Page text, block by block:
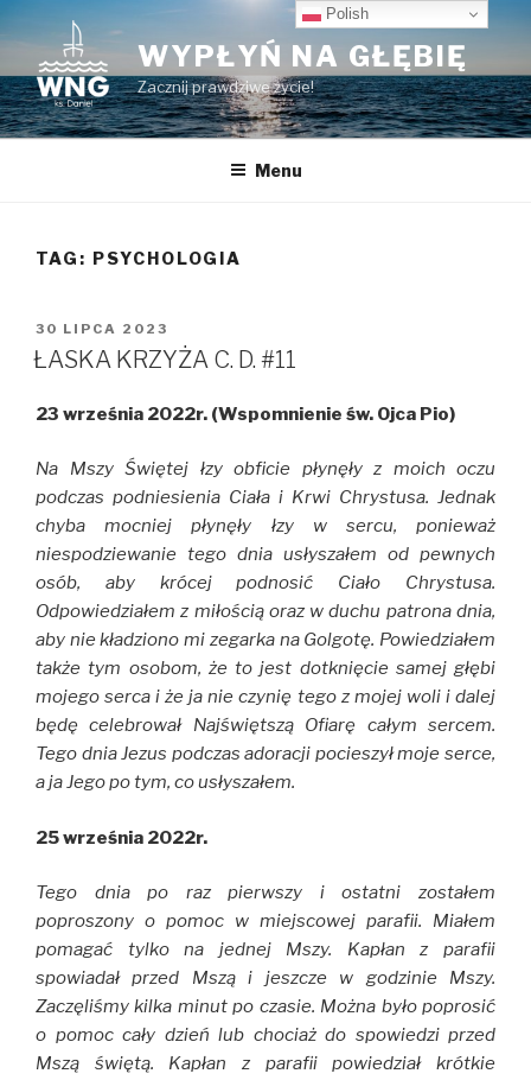
Przeskocz
do
treści
WYPŁYŃ NA GŁĘBIĘ
Zacznij prawdziwe życie!
Menu
TAG: PSYCHOLOGIA
OPUBLIKOWANE
W
30 LIPCA 2023
ŁASKA KRZYŻA C. D. #11
23 września 2022r. (Wspomnienie św. Ojca Pio)
Na Mszy Świętej łzy obficie płynęły z moich oczu
podczas podniesienia Ciała i Krwi Chrystusa. Jednak
chyba mocniej płynęły łzy w sercu, ponieważ
niespodziewanie tego dnia usłyszałem od pewnych
osób, aby krócej podnosić Ciało Chrystusa.
Odpowiedziałem z miłością oraz w duchu patrona dnia,
aby nie kładziono mi zegarka na Golgotę. Powiedziałem
także tym osobom, że to jest dotknięcie samej głębi
mojego serca i że ja nie czynię tego z mojej woli i dalej
będę celebrował Najświętszą Ofiarę całym sercem.
Tego dnia Jezus podczas adoracji pocieszył moje serce,
a ja Jego po tym, co usłyszałem.
25 września 2022r.
Tego dnia po raz pierwszy i ostatni zostałem
poproszony o pomoc w miejscowej parafii. Miałem
pomagać tylko na jednej Mszy. Kapłan z parafii
spowiadał przed Mszą i jeszcze w godzinie Mszy.
Zaczęliśmy kilka minut po czasie. Można było poprosić
o pomoc cały dzień lub chociaż do spowiedzi przed
Mszą świętą. Kapłan z parafii powiedział krótkie
Polish